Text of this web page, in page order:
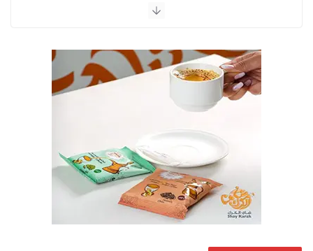
الوضع اليوم في الشرق الأوسط
6 أغسطس، 2026